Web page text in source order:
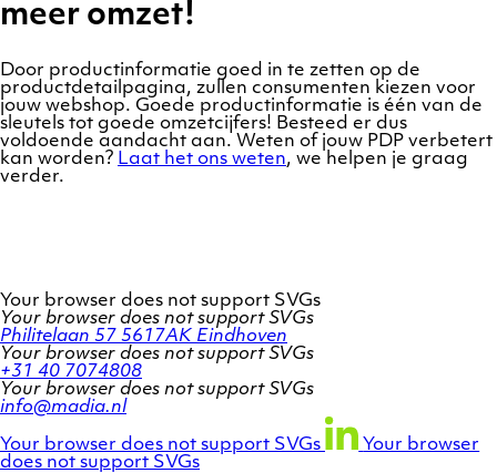
meer omzet!
Door productinformatie goed in te zetten op de
productdetailpagina, zullen consumenten kiezen voor
jouw webshop. Goede productinformatie is één van de
sleutels tot goede omzetcijfers! Besteed er dus
voldoende aandacht aan. Weten of jouw PDP verbetert
kan worden? Laat het ons weten, we helpen je graag
verder.
Your browser does not support SVGs
Your browser does not support SVGs
Philitelaan 57 5617AK Eindhoven
Your browser does not support SVGs
+31 40 7074808
Your browser does not support SVGs
info@madia.nl
account
Your browser does not support SVGs
LinkedIn
profileprofile
Your browser
does not support SVGs